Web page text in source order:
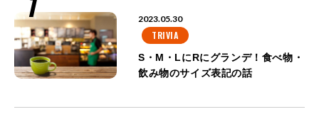
ョ
ン
2023.05.30
TRIVIA
S・M・LにRにグランデ！食べ物・
飲み物のサイズ表記の話